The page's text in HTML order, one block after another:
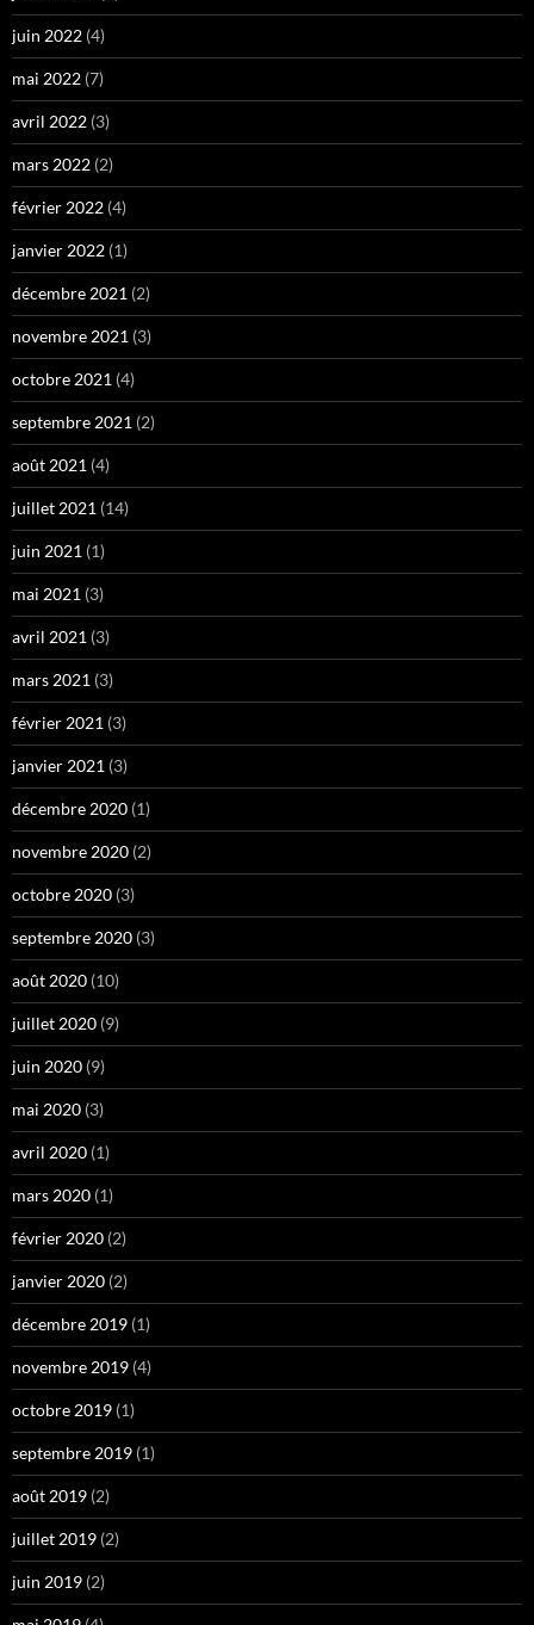
juin 2022 (4)
mai 2022 (7)
avril 2022 (3)
mars 2022 (2)
février 2022 (4)
janvier 2022 (1)
décembre 2021 (2)
novembre 2021 (3)
octobre 2021 (4)
septembre 2021 (2)
août 2021 (4)
juillet 2021 (14)
juin 2021 (1)
mai 2021 (3)
avril 2021 (3)
mars 2021 (3)
février 2021 (3)
janvier 2021 (3)
décembre 2020 (1)
novembre 2020 (2)
octobre 2020 (3)
septembre 2020 (3)
août 2020 (10)
juillet 2020 (9)
juin 2020 (9)
mai 2020 (3)
avril 2020 (1)
mars 2020 (1)
février 2020 (2)
janvier 2020 (2)
décembre 2019 (1)
novembre 2019 (4)
octobre 2019 (1)
septembre 2019 (1)
août 2019 (2)
juillet 2019 (2)
juin 2019 (2)